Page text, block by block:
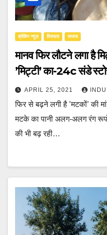
ब्रेकिंग न्यूज़ ‍‍विरासत समाज
मानव फिर लौटने लगा है
’मिट्टी’ का-24c संडे
APRIL 25, 2021
फिर से बढ़ने लगी है ’मटकों’ की
मटके का पानी अलग-अलग रंग
की भी बढ़ रही…